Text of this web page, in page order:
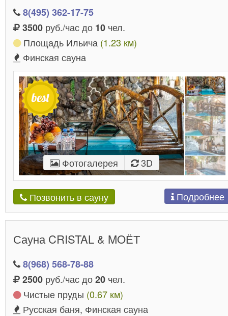
8(495) 362-17-75
3500 руб./час до 10 чел.
Площадь Ильича (1.23 км)
Финская сауна
Фотогалерея 3D
Позвонить в сауну Подробнее
Сауна CRISTAL & MOЁТ
8(968) 568-78-88
2500 руб./час до20 чел.
Чистые пруды (0.67 км)
Русская баня, Финская сауна